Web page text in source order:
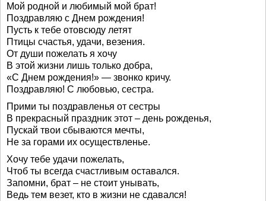
Мой родной и любимый мой брат!
Поздравляю с Днем рождения!
Пусть к тебе отовсюду летят
Птицы счастья, удачи, везения.
От души пожелать я хочу
В этой жизни лишь только добра,
«С Днем рождения!» — звонко кричу.
Поздравляю! С любовью, сестра.
Прими ты поздравленья от сестры
В прекрасный праздник этот – день рожденья,
Пускай твои сбываются мечты,
Не за горами их осуществленье.
Хочу тебе удачи пожелать,
Чтоб ты всегда счастливым оставался.
Запомни, брат – не стоит унывать,
Ведь тем везет, кто в жизни не сдавался!